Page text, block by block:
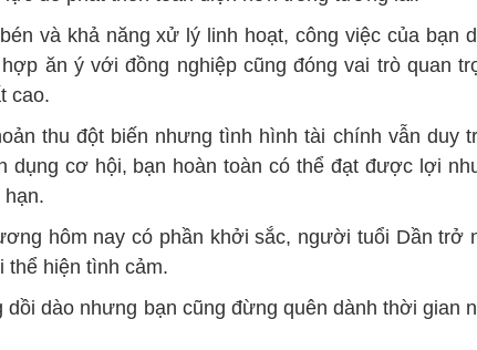
và khả năng xử lý linh hoạt, công việc của bạn
ăn ý với đồng nghiệp cũng đóng vai trò quan
cao.
thu đột biến nhưng tình hình tài chính vẫn duy
dụng cơ hội, bạn hoàn toàn có thể đạt được lợi
hôm nay có phần khởi sắc, người tuổi Dần trở
thể hiện tình cảm.
dào nhưng bạn cũng đừng quên dành thời gian